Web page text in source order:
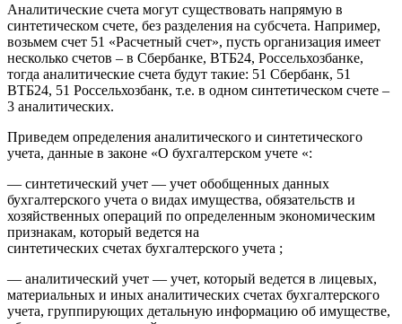
Аналитические счета могут существовать напрямую в
синтетическом счете, без разделения на субсчета. Например,
возьмем счет 51 «Расчетный счет», пусть организация имеет
несколько счетов – в Сбербанке, ВТБ24, Россельхозбанке,
тогда аналитические счета будут такие: 51 Сбербанк, 51
ВТБ24, 51 Россельхозбанк, т.е. в одном синтетическом счете –
3 аналитических.
Приведем определения аналитического и синтетического
учета, данные в законе «О бухгалтерском учете «:
— синтетический учет — учет обобщенных данных
бухгалтерского учета о видах имущества, обязательств и
хозяйственных операций по определенным экономическим
признакам, который ведется на
синтетических счетах бухгалтерского учета ;
— аналитический учет — учет, который ведется в лицевых,
материальных и иных аналитических счетах бухгалтерского
учета, группирующих детальную информацию об имуществе,